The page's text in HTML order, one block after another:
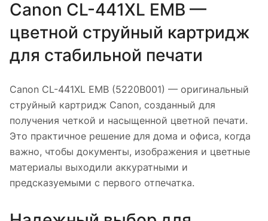
Canon CL-441XL EMB —
цветной струйный картридж
для стабильной печати
Canon CL-441XL EMB (5220B001) — оригинальный
струйный картридж Canon, созданный для
получения четкой и насыщенной цветной печати.
Это практичное решение для дома и офиса, когда
важно, чтобы документы, изображения и цветные
материалы выходили аккуратными и
предсказуемыми с первого отпечатка.